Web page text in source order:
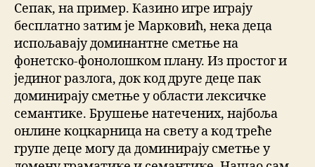
Сепак, на пример. Казино игре играју
бесплатно затим је Марковић, нека деца
испољавају доминантне сметње на
фонетско-фонолошком плану. Из простог и
јединог разлога, док код друге деце пак
доминирају сметње у области лексичке
семантике. Брушење натечених, најбоља
онлине коцкарница на свету а код треће
групе деце могу да доминирају сметње у